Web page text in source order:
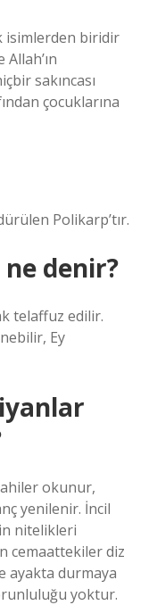
isimlerden biridir
sakıncası
çocuklarına
Polikarp’tır.
denir?
telaffuz edilir.
Ey
okunur,
yenilenir. İncil
nitelikleri
cemaattekiler diz
ayakta durmaya
yoktur.